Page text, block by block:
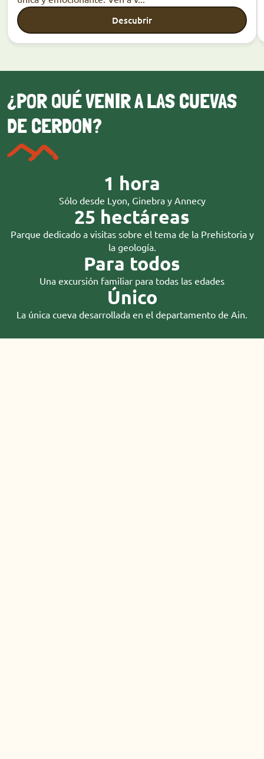
Descubrir
¿POR QUÉ VENIR A LAS CUEVAS
DE CERDON?
1 hora
Sólo desde Lyon, Ginebra y Annecy
25 hectáreas
Parque dedicado a visitas sobre el tema de la Prehistoria y
la geología.
Para todos
Una excursión familiar para todas las edades
Único
La única cueva desarrollada en el departamento de Ain.